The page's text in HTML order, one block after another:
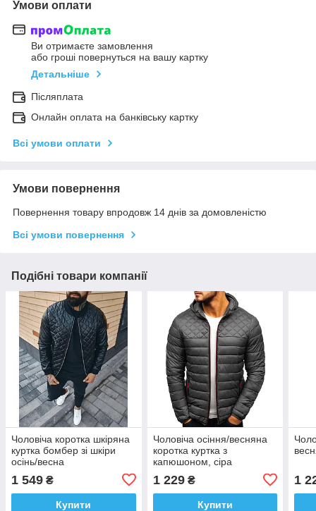
Умови оплати
Ви отримаєте замовлення
або гроші повернуться на вашу картку
Детальніше
Післяплата
Онлайн оплата на банківську картку
Всі умови оплати
Умови повернення
Повернення товару впродовж 14 днів за домовленістю
Всі умови повернення
Подібні товари компанії
Чоловіча коротка шкіряна
куртка бомбер зі шкіри
осінь/весна
1 549 ₴
Купити
Чоловіча осіння/весняна
коротка куртка з
капюшоном, сіра
1 229₴
Купити
1